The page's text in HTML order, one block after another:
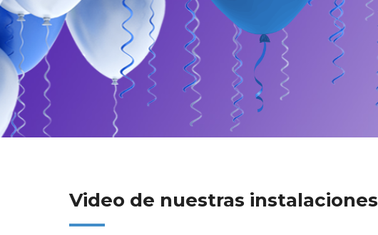
Video de nuestras instalaciones